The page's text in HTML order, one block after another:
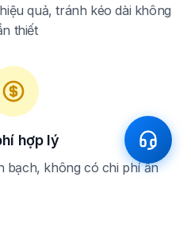
quả, tránh kéo dài không
thiết
hợp lý
bạch, không có chi phí ẩn